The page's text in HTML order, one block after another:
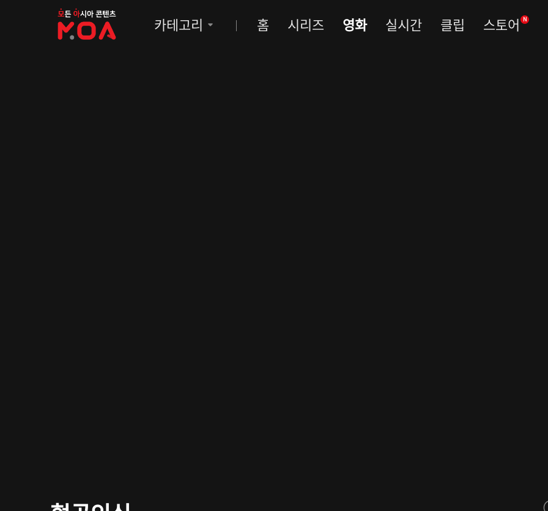
MOA
카테고리 홈 시리즈 영화 실시간 클립 스토어 N